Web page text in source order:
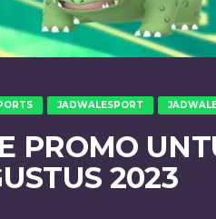
JADWALESPORT
PROMO
2023